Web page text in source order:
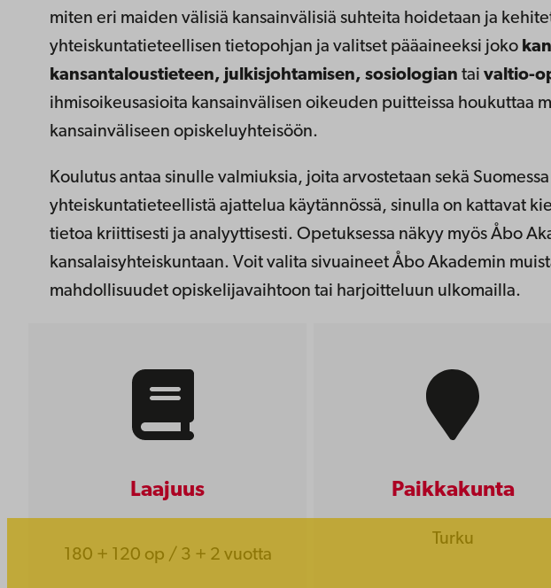
miten eri maiden välisiä kansainvälisiä suhteita hoidetaan ja
yhteiskuntatieteellisen tietopohjan ja valitset pääaineeksi joko
kansantaloustieteen, julkisjohtamisen, sosiologian tai valtio-
ihmisoikeusasioita kansainvälisen oikeuden puitteissa houkuttaa
kansainväliseen opiskeluyhteisöön.
Koulutus antaa sinulle valmiuksia, joita arvostetaan sekä
yhteiskuntatieteellistä ajattelua käytännössä, sinulla on kattavat
tietoa kriittisesti ja analyyttisesti. Opetuksessa näkyy myös Åbo
kansalaisyhteiskuntaan. Voit valita sivuaineet Åbo Akademin
mahdollisuudet opiskelijavaihtoon tai harjoitteluun ulkomailla.
Laajuus
180 + 120 op / 3 + 2 vuotta
Paikkakunta
Turku